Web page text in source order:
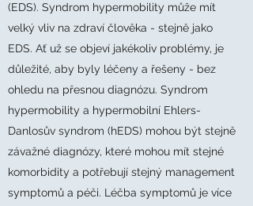
(EDS). Syndrom hypermobility může mít
velký vliv na zdraví člověka - stejně jako
EDS. Ať už se objeví jakékoliv problémy, je
důležité, aby byly léčeny a řešeny - bez
ohledu na přesnou diagnózu. Syndrom
hypermobility a hypermobilní Ehlers-
Danlosův syndrom (hEDS) mohou být stejně
závažné diagnózy, které mohou mít stejné
komorbidity a potřebují stejný management
symptomů a péči. Léčba symptomů je více